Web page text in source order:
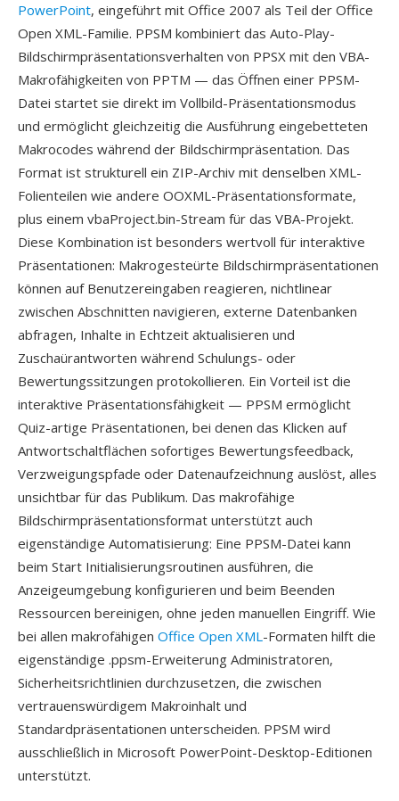
PowerPoint, eingeführt mit Office 2007 als Teil der Office
Open XML-Familie. PPSM kombiniert das Auto-Play-
Bildschirmpräsentationsverhalten von PPSX mit den VBA-
Makrofähigkeiten von PPTM — das Öffnen einer PPSM-
Datei startet sie direkt im Vollbild-Präsentationsmodus
und ermöglicht gleichzeitig die Ausführung eingebetteten
Makrocodes während der Bildschirmpräsentation. Das
Format ist strukturell ein ZIP-Archiv mit denselben XML-
Folienteilen wie andere OOXML-Präsentationsformate,
plus einem vbaProject.bin-Stream für das VBA-Projekt.
Diese Kombination ist besonders wertvoll für interaktive
Präsentationen: Makrogesteürte Bildschirmpräsentationen
können auf Benutzereingaben reagieren, nichtlinear
zwischen Abschnitten navigieren, externe Datenbanken
abfragen, Inhalte in Echtzeit aktualisieren und
Zuschaürantworten während Schulungs- oder
Bewertungssitzungen protokollieren. Ein Vorteil ist die
interaktive Präsentationsfähigkeit — PPSM ermöglicht
Quiz-artige Präsentationen, bei denen das Klicken auf
Antwortschaltflächen sofortiges Bewertungsfeedback,
Verzweigungspfade oder Datenaufzeichnung auslöst, alles
unsichtbar für das Publikum. Das makrofähige
Bildschirmpräsentationsformat unterstützt auch
eigenständige Automatisierung: Eine PPSM-Datei kann
beim Start Initialisierungsroutinen ausführen, die
Anzeigeumgebung konfigurieren und beim Beenden
Ressourcen bereinigen, ohne jeden manuellen Eingriff. Wie
bei allen makrofähigen Office Open XML-Formaten hilft die
eigenständige .ppsm-Erweiterung Administratoren,
Sicherheitsrichtlinien durchzusetzen, die zwischen
vertrauenswürdigem Makroinhalt und
Standardpräsentationen unterscheiden. PPSM wird
ausschließlich in Microsoft PowerPoint-Desktop-Editionen
unterstützt.